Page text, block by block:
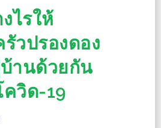
ไรให้
วปรองดอง
านด้วยกัน
วิด-19